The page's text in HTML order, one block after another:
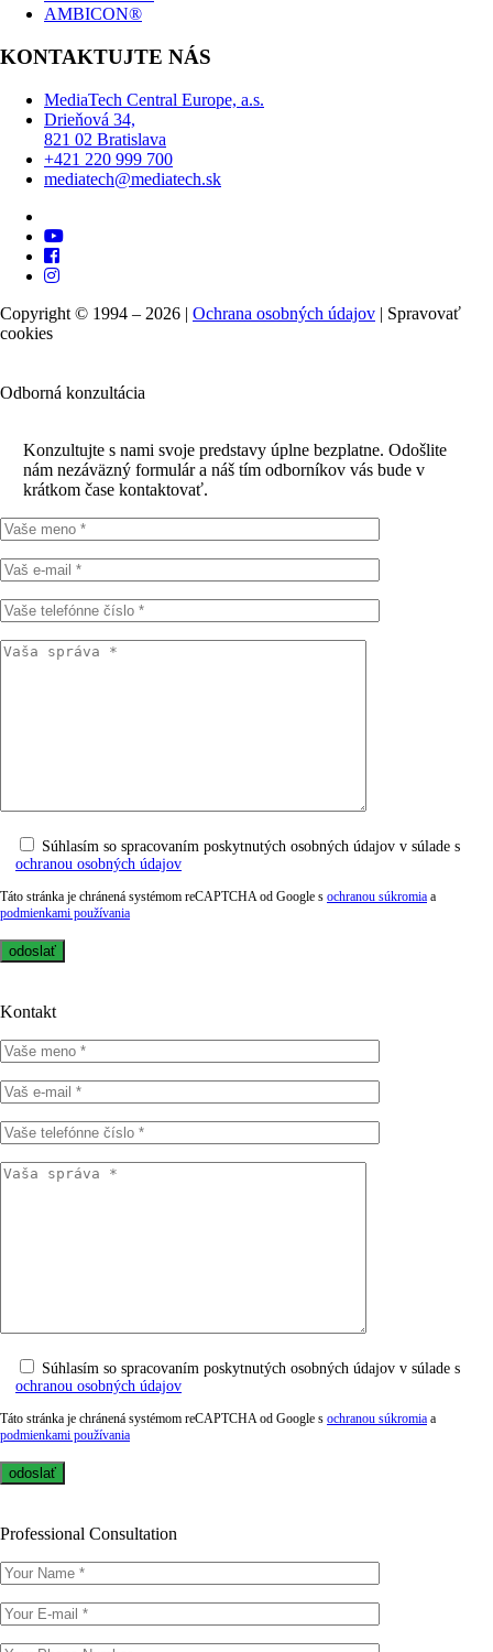
AMBICON®
KONTAKTUJTE NÁS
MediaTech Central Europe, a.s.
Drieňová 34,
821 02 Bratislava
+421 220 999 700
mediatech@mediatech.sk
Copyright © 1994 – 2026 | Ochrana osobných údajov | Spravovať
cookies
Odborná konzultácia
Konzultujte s nami svoje predstavy úplne bezplatne. Odošlite
nám nezáväzný formulár a náš tím odborníkov vás bude v
krátkom čase kontaktovať.
Súhlasím so spracovaním poskytnutých osobných údajov v súlade s
ochranou osobných údajov
Táto stránka je chránená systémom reCAPTCHA od Google s ochranou súkromia a
podmienkami používania
Kontakt
Súhlasím so spracovaním poskytnutých osobných údajov v súlade s
ochranou osobných údajov
Táto stránka je chránená systémom reCAPTCHA od Google s ochranou súkromia a
podmienkami používania
Professional Consultation